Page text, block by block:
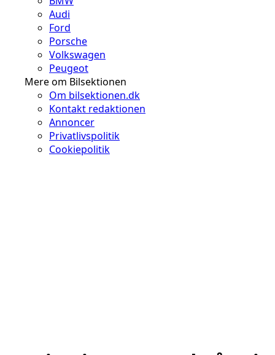
Audi
Ford
Porsche
Volkswagen
Peugeot
Mere om Bilsektionen
Om bilsektionen.dk
Kontakt redaktionen
Annoncer
Privatlivspolitik
Cookiepolitik